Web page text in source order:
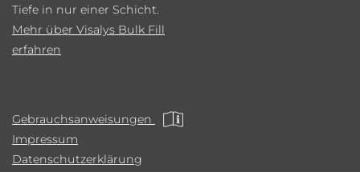
Tiefe in nur einer Schicht.
Mehr über Visalys Bulk Fill
erfahren
Gebrauchsanweisungen
Impressum
Datenschutzerklärung